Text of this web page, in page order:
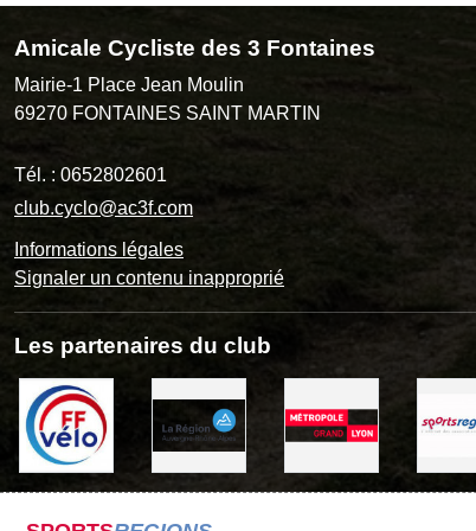
Amicale Cycliste des 3 Fontaines
Mairie-1 Place Jean Moulin
69270 FONTAINES SAINT MARTIN
Tél. : 0652802601
club.cyclo@ac3f.com
Informations légales
Signaler un contenu inapproprié
Les partenaires du club